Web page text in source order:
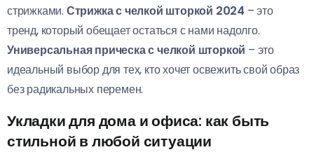
стрижками. Стрижка с челкой шторкой 2024 – это
тренд, который обещает остаться с нами надолго.
Универсальная прическа с челкой шторкой – это
идеальный выбор для тех, кто хочет освежить свой образ
без радикальных перемен.
Укладки для дома и офиса: как быть
стильной в любой ситуации